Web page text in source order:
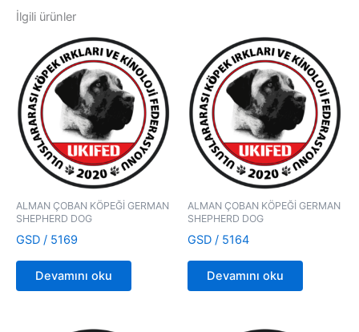
İlgili ürünler
ALMAN ÇOBAN KÖPEĞİ GERMAN
SHEPHERD DOG
GSD / 5169
Devamını oku
ALMAN ÇOBAN KÖPEĞİ GERMAN
SHEPHERD DOG
GSD / 5164
Devamını oku